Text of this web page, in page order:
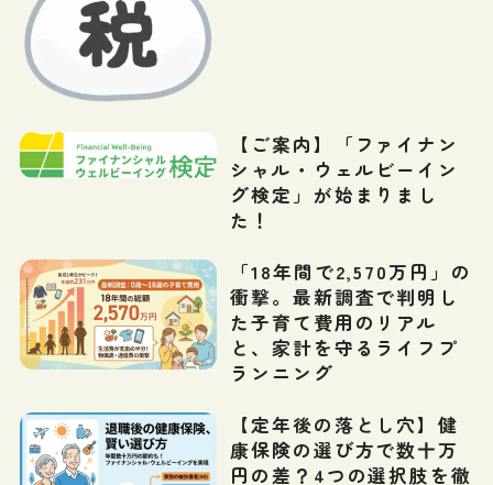
【ご案内】「ファイナン
シャル・ウェルビーイン
グ検定」が始まりまし
た！
「18年間で2,570万円」の
衝撃。最新調査で判明し
た子育て費用のリアル
と、家計を守るライフプ
ランニング
【定年後の落とし穴】健
康保険の選び方で数十万
円の差？4つの選択肢を徹